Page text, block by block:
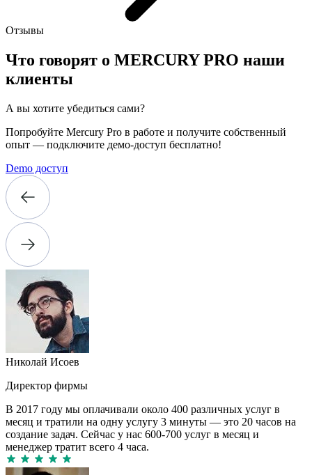
Отзывы
Что говорят о MERCURY PRO наши
клиенты
А вы хотите убедиться сами?
Попробуйте Mercury Pro в работе и получите собственный
опыт — подключите демо-доступ бесплатно!
Demo доступ
Николай Исоев
Директор фирмы
В 2017 году мы оплачивали около 400 различных услуг в
месяц и тратили на одну услугу 3 минуты — это 20 часов на
создание задач. Сейчас у нас 600-700 услуг в месяц и
менеджер тратит всего 4 часа.